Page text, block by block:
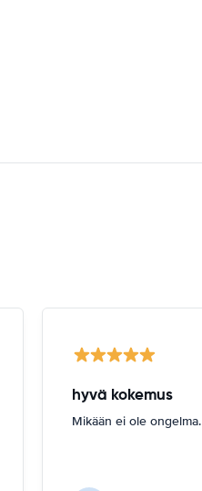
hyvä kokemus
Mikään ei ole ongelma.